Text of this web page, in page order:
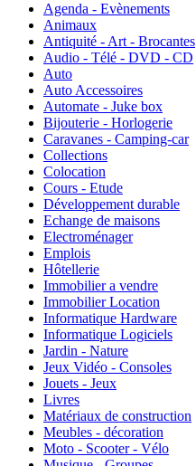
Agenda - Evènements
Animaux
Antiquité - Art - Brocantes
Audio - Télé - DVD - CD
Auto
Auto Accessoires
Automate - Juke box
Bijouterie - Horlogerie
Caravanes - Camping-car
Collections
Colocation
Cours - Etude
Développement durable
Echange de maisons
Electroménager
Emplois
Hôtellerie
Immobilier a vendre
Immobilier Location
Informatique Hardware
Informatique Logiciels
Jardin - Nature
Jeux Vidéo - Consoles
Jouets - Jeux
Livres
Matériaux de construction
Meubles - décoration
Moto - Scooter - Vélo